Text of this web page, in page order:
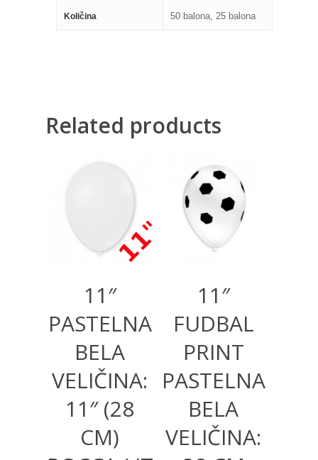
Količina 50 balona, 25 balona
Related products
RSD
11″
PASTELNA
BELA
VELIČINA:
11″ (28
CM)
300,00 RSD
11″
FUDBAL
PRINT
PASTELNA
BELA
VELIČINA: